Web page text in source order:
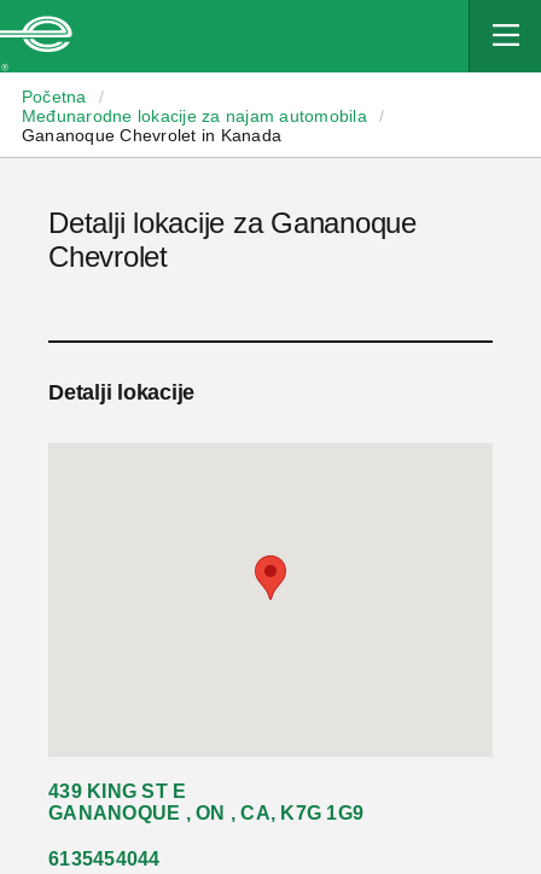
Početna
/
Međunarodne lokacije za najam automobila
/
Gananoque Chevrolet in Kanada
Detalji lokacije za Gananoque
Chevrolet
Detalji lokacije
439 KING ST E
GANANOQUE , ON , CA, K7G 1G9
6135454044